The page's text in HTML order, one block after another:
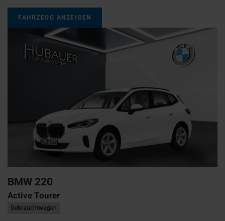
FAHRZEUG ANZEIGEN
BMW 220
Active Tourer
Gebrauchtwagen